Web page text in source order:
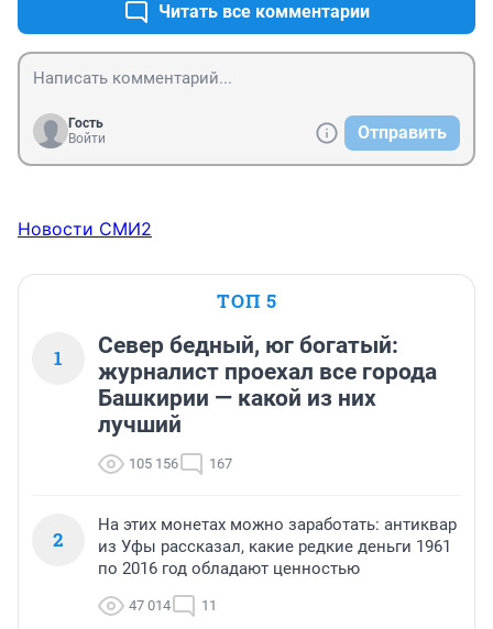
Читать все комментарии
Гость
Войти
Отправить
Новости СМИ2
ТОП 5
1
Север бедный, юг богатый:
журналист проехал все города
Башкирии — какой из них
лучший
105 156 167
2
На этих монетах можно заработать: антиквар
из Уфы рассказал, какие редкие деньги 1961
по 2016 год обладают ценностью
47 014 11